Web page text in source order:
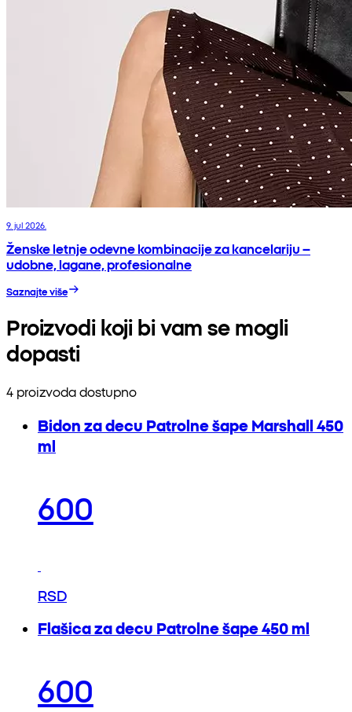
9. jul 2026.
Ženske letnje odevne kombinacije za kancelariju –
udobne, lagane, profesionalne
Saznajte više
Proizvodi koji bi vam se mogli
dopasti
4 proizvoda dostupno
Bidon za decu Patrolne šape Marshall 450
ml
600
RSD
Flašica za decu Patrolne šape 450 ml
600